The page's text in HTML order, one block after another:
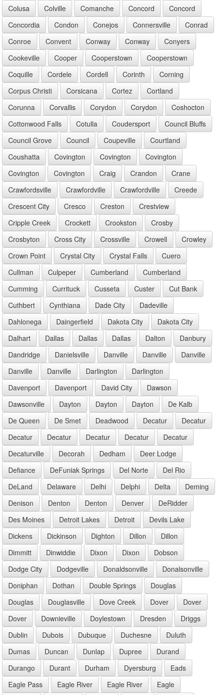
Colusa
Colville Comanche Concord
Concord
Concordia
Condon Conejos Connersville
Conrad
Conroe
Convent Conway Conway
Conyers
Cookeville
Cooper Cooperstown
Cooperstown
Coquille
Cordele Cordell Corinth
Corning
Corpus Christi
Corsicana Cortez
Cortland
Corunna
Corvallis Corydon Corydon
Coshocton
Cottonwood Falls
Cotulla Coudersport
Council Bluffs
Council Grove
Council Coupeville
Courtland
Coushatta
Covington Covington
Covington
Covington
Covington Craig Crandon
Crane
Crawfordsville
Crawfordville Crawfordville
Creede
Crescent City
Cresco Creston
Crestview
Cripple Creek
Crockett Crookston
Crosby
Crosbyton
Cross City Crossville Crowell
Crowley
Crown Point
Crystal City Crystal Falls
Cuero
Cullman
Culpeper Cumberland
Cumberland
Cumming
Currituck Cusseta Custer
Cut Bank
Cuthbert
Cynthiana Dade City
Dadeville
Dahlonega
Daingerfield Dakota City
Dakota City
Dalhart
Dallas Dallas Dallas Dalton
Danbury
Dandridge
Danielsville Danville Danville
Danville
Danville
Danville Darlington
Darlington
Davenport
Davenport David City
Dawson
Dawsonville
Dayton Dayton Dayton
De Kalb
De Queen
De Smet Deadwood Decatur
Decatur
Decatur
Decatur Decatur Decatur
Decatur
Decaturville
Decorah Dedham
Deer Lodge
Defiance
DeFuniak Springs Del Norte
Del Rio
DeLand
Delaware Delhi Delphi Delta
Deming
Denison
Denton Denton Denver
DeRidder
Des Moines
Detroit Lakes Detroit
Devils Lake
Dickens
Dickinson Dighton Dillon
Dillon
Dimmitt
Dinwiddie Dixon Dixon
Dobson
Dodge City
Dodgeville Donaldsonville
Donalsonville
Doniphan
Dothan Double Springs
Douglas
Douglas
Douglasville Dove Creek Dover
Dover
Dover
Downieville Doylestown Dresden
Driggs
Dublin
Dubois Dubuque Duchesne
Duluth
Dumas
Duncan Dunlap Dupree
Durand
Durango
Durant Durham Dyersburg
Eads
Eagle Pass
Eagle River Eagle River
Eagle